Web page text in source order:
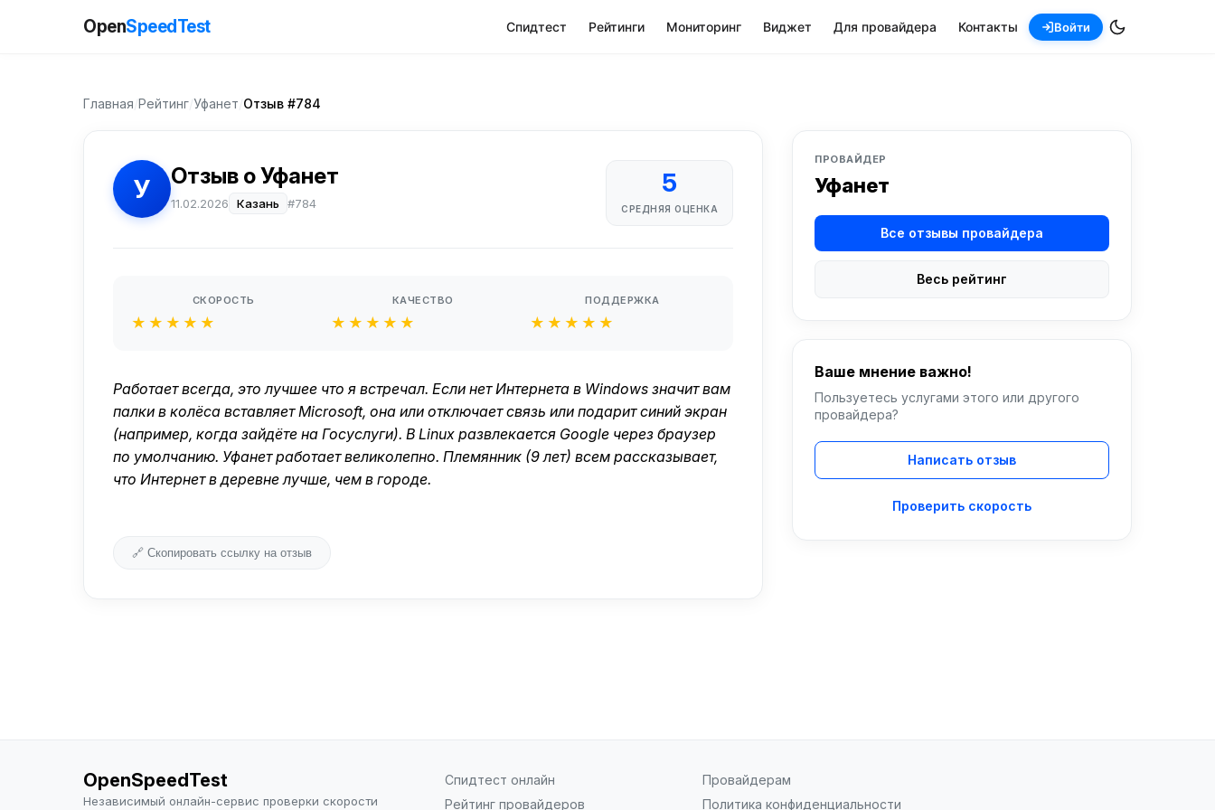
OpenSpeedTest Спидтест Рейтинги Мониторинг Виджет Для провайдера Контакты Войти
Главная Рейтинг Уфанет Отзыв #784
У Отзыв о Уфанет
11.02.2026 Казань #784
5
СРЕДНЯЯ ОЦЕНКА
СКОРОСТЬ
★★★★★
КАЧЕСТВО
★★★★★
ПОДДЕРЖКА
★★★★★
Работает всегда, это лучшее что я встречал. Если нет Интернета в Windows значит вам
палки в колёса вставляет Microsoft, она или отключает связь или подарит синий экран
(например, когда зайдёте на Госуслуги). В Linux развлекается Google через браузер
по умолчанию. Уфанет работает великолепно. Племянник (9 лет) всем рассказывает,
что Интернет в деревне лучше, чем в городе.
🔗 Скопировать ссылку на отзыв
ПРОВАЙДЕР
Уфанет
Все отзывы провайдера
Весь рейтинг
Ваше мнение важно!
Пользуетесь услугами этого или другого
провайдера?
Написать отзыв
Проверить скорость
OpenSpeedTest
Независимый онлайн-сервис проверки скорости
Спидтест онлайн
Рейтинг провайдеров
Провайдерам
Политика конфиденциальности